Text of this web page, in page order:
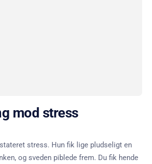
mod stress
stress. Hun fik lige pludseligt en
og sveden piblede frem. Du fik hende